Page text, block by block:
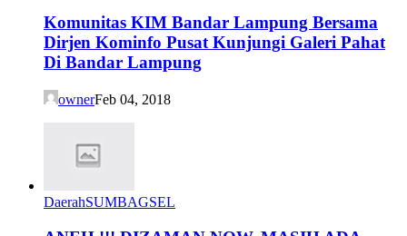
Komunitas KIM Bandar Lampung Bersama
Dirjen Kominfo Pusat Kunjungi Galeri Pahat
Di Bandar Lampung
ownerFeb 04, 2018
DaerahSUMBAGSEL